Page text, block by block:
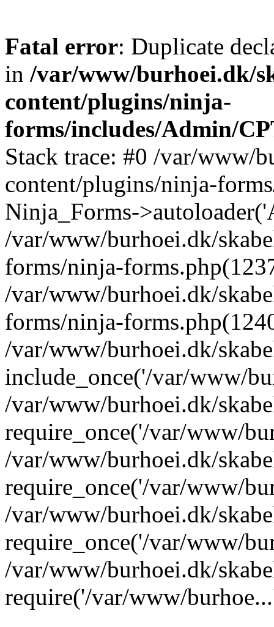
Fatal error: Duplicate
in /var/www/burhoei.dk/
content/plugins/ninja-
forms/includes/Admin/
Stack trace: #0 /var/www/
content/plugins/ninja-
Ninja_Forms-
/var/www/burhoei.dk/
forms/ninja-
/var/www/burhoei.dk/
forms/ninja-
/var/www/burhoei.dk/
include_once('/var/www/
/var/www/burhoei.dk/
require_once('/var/www/
/var/www/burhoei.dk/
require_once('/var/www/
/var/www/burhoei.dk/
require_once('/var/www/
/var/www/burhoei.dk/
require('/var/www/